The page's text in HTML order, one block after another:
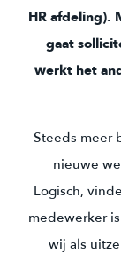
HR afdeling).
gaat
werkt het
Steeds meer
nieuwe
Logisch,
medewerker
wij als